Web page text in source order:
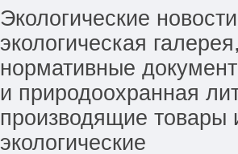
Экологические
экологическая
нормативные
и природоохранная
производящие товары
экологические